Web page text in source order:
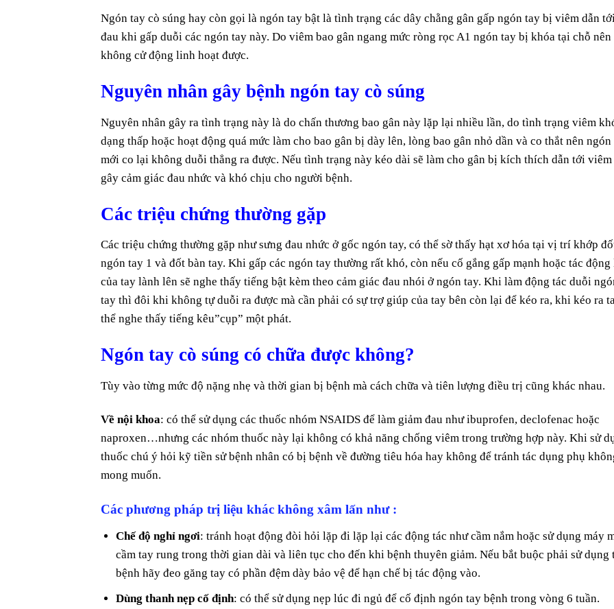
Ngón tay cò súng hay còn gọi là ngón tay bật là tình trạng các dây chằng gân gấp ngón tay bị viêm dẫn
đau khi gấp duỗi các ngón tay này. Do viêm bao gân ngang mức ròng rọc A1 ngón tay bị khóa tại chỗ nên
không cử động linh hoạt được.
Nguyên nhân gây bệnh ngón tay cò súng
Nguyên nhân gây ra tình trạng này là do chấn thương bao gân này lặp lại nhiều lần, do tình trạng viêm
dạng thấp hoặc hoạt động quá mức làm cho bao gân bị dày lên, lòng bao gân nhỏ dần và co thắt nên
mới co lại không duỗi thẳng ra được. Nếu tình trạng này kéo dài sẽ làm cho gân bị kích thích dẫn tới viêm
gây cảm giác đau nhức và khó chịu cho người bệnh.
Các triệu chứng thường gặp
Các triệu chứng thường gặp như sưng đau nhức ở gốc ngón tay, có thể sờ thấy hạt xơ hóa tại vị trí khớp
ngón tay 1 và đốt bàn tay. Khi gấp các ngón tay thường rất khó, còn nếu cố gắng gấp mạnh hoặc tác động
của tay lành lên sẽ nghe thấy tiếng bật kèm theo cảm giác đau nhói ở ngón tay. Khi làm động tác duỗi
tay thì đôi khi không tự duỗi ra được mà cần phải có sự trợ giúp của tay bên còn lại để kéo ra, khi kéo ra
thể nghe thấy tiếng kêu”cụp” một phát.
Ngón tay cò súng có chữa được không?
Tùy vào từng mức độ nặng nhẹ và thời gian bị bệnh mà cách chữa và tiên lượng điều trị cũng khác nhau.
Về nội khoa: có thể sử dụng các thuốc nhóm NSAIDS để làm giảm đau như ibuprofen, declofenac hoặc
naproxen…nhưng các nhóm thuốc này lại không có khả năng chống viêm trong trường hợp này. Khi sử
thuốc chú ý hỏi kỹ tiền sử bệnh nhân có bị bệnh về đường tiêu hóa hay không để tránh tác dụng phụ
mong muốn.
Các phương pháp trị liệu khác không xâm lấn như :
Chế độ nghỉ ngơi: tránh hoạt động đòi hỏi lặp đi lặp lại các động tác như cầm nắm hoặc sử dụng máy
cầm tay rung trong thời gian dài và liên tục cho đến khi bệnh thuyên giảm. Nếu bắt buộc phải sử dụng
bệnh hãy đeo găng tay có phần đệm dày bảo vệ để hạn chế bị tác động vào.
Dùng thanh nẹp cố định: có thể sử dụng nẹp lúc đi ngủ để cố định ngón tay bệnh trong vòng 6 tuần.